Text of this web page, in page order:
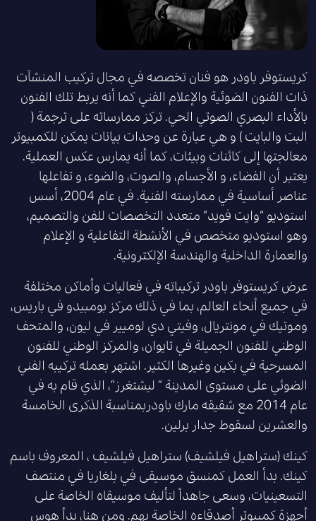
كريستوفر باودر هو فنان تخصصه في مجال تركيب المنشآت
ذات الفنون الضوئية والإعلام الفني كما أنه يربط تلك الفنون
بالأداء البصري الصوتي الحي. تركز ممارساته على ترجمة (
البت والبايت ) و هي عبارة عن وحدات بيانات يمكن للكمبيوتر
معالجتها إلى كائنات وبيئات، كما أنه يمارس عكس العملية.
يعتبر أن الفضاء، و الأجسام، والصوت، والضوء، و تفاعلها
عناصر أساسية في ممارسته الفنية. في عام 2004، أسس
استوديو “وايت فويد” متعدد التخصصات للفن والتصميم،
وهو استوديو متخصص في الأنشطة التفاعلية و الإعلام
والعمارة الداخلية والهندسة الإلكترونية.
عرض كريستوفر باودر تركيباته في فعاليات وأماكن مختلفة
في جميع أنحاء العالم، بما في ذلك مركز بومبيدو في باريس،
وموتيك في مونتريال، وفيتي دي لوميير في ليون، والمتحف
الوطني للفنون الجميلة في تايوان، والمركز الوطني للفنون
المسرحية في بكين وغيرها الكثير. اشتهر بعمله تركيبه الفني
الضوئي على مستوى المدينة ” ليشتغرز”، الذي قام به في
عام 2014 مع شقيقه مارك باودربمناسبة الذكرى الخامسة
والعشرين لسقوط جدار برلين.
كينك (ستراهيل فيلشيف) ستراهيل فيلشيف ، المعروف باسم
كينك. بدأ العمل كمنسق موسيقى في بلغاريا في منتصف
التسعينيات، وسعى جاهداً لتأليف موسيقاه الخاصة على
أجهزة كمبيوتر أصدقاءه الخاصة بهم. ومن هنا، بدأ هوس